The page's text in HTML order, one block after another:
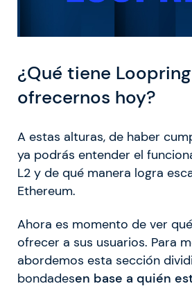
¿Qué tiene
ofrecernos hoy?
A estas alturas, de haber
ya podrás entender el
L2 y de qué manera logra
Ethereum.
Ahora es momento de ver
ofrecer a sus usuarios. Para
abordemos esta sección
bondadesen base a quién